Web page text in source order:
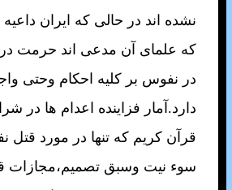
نشده اند در حالی که ايران
که علمای آن مدعی اند حرمت در
در نفوس بر کليه احکام وحتی
دارد.آمار فزاينده اعدام ها در
قرآن کريم که تنها در مورد قتل
سوء نيت وسبق تصميم،مجازات